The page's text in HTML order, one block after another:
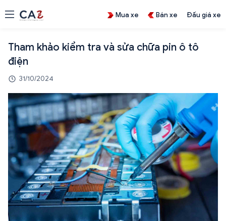
Mua xe Bán xe Đấu giá xe
Tham khảo kiểm tra và sửa chữa pin ô tô
điện
31/10/2024